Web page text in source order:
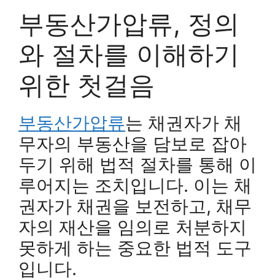
부동산가압류, 정의
와 절차를 이해하기
위한 첫걸음
부동산가압류는 채권자가 채
무자의 부동산을 담보로 잡아
두기 위해 법적 절차를 통해 이
루어지는 조치입니다. 이는 채
권자가 채권을 보전하고, 채무
자의 재산을 임의로 처분하지
못하게 하는 중요한 법적 도구
입니다.